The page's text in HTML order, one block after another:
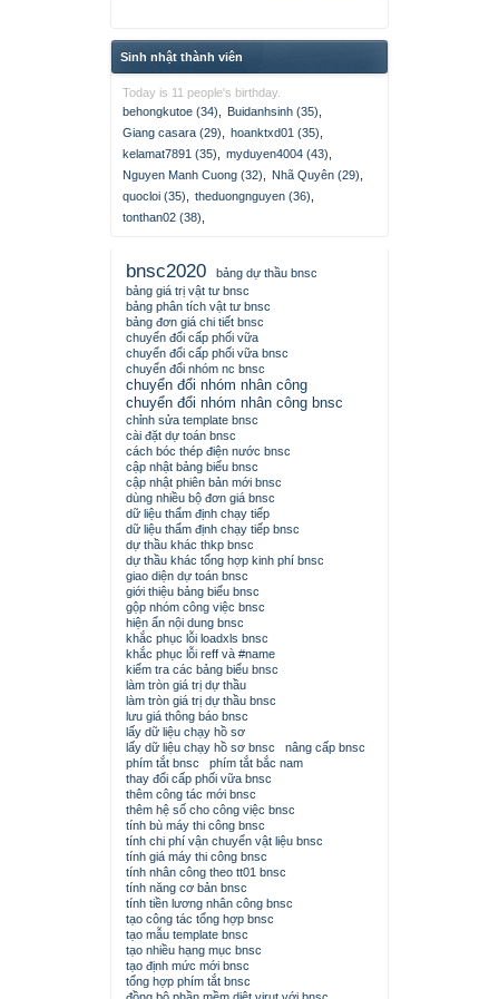
Sinh nhật thành viên
Today is 11 people's birthday.
behongkutoe (34)
Buidanhsinh (35)
Giang casara (29)
hoanktxd01 (35)
kelamat7891 (35)
myduyen4004 (43)
Nguyen Manh Cuong (32)
Nhã Quyên (29)
quocloi (35)
theduongnguyen (36)
tonthan02 (38)
bnsc2020
bảng dự thầu bnsc
bảng giá trị vật tư bnsc
bảng phân tích vật tư bnsc
bảng đơn giá chi tiết bnsc
chuyển đổi cấp phối vữa
chuyển đổi cấp phối vữa bnsc
chuyển đổi nhóm nc bnsc
chuyển đổi nhóm nhân công
chuyển đổi nhóm nhân công bnsc
chỉnh sửa template bnsc
cài đặt dự toán bnsc
cách bóc thép điện nước bnsc
cập nhật bảng biểu bnsc
cập nhật phiên bản mới bnsc
dùng nhiều bộ đơn giá bnsc
dữ liệu thẩm định chạy tiếp
dữ liệu thẩm định chạy tiếp bnsc
dự thầu khác thkp bnsc
dự thầu khác tổng hợp kinh phí bnsc
giao diện dự toán bnsc
giới thiệu bảng biểu bnsc
gộp nhóm công việc bnsc
hiện ẩn nội dung bnsc
khắc phục lỗi loadxls bnsc
khắc phục lỗi reff và #name
kiểm tra các bảng biểu bnsc
làm tròn giá trị dự thầu
làm tròn giá trị dự thầu bnsc
lưu giá thông báo bnsc
lấy dữ liệu chạy hồ sơ
lấy dữ liệu chạy hồ sơ bnsc
nâng cấp bnsc
phím tắt bnsc
phím tắt bắc nam
thay đổi cấp phối vữa bnsc
thêm công tác mới bnsc
thêm hệ số cho công việc bnsc
tính bù máy thi công bnsc
tính chi phí vận chuyển vật liệu bnsc
tính giá máy thi công bnsc
tính nhân công theo tt01 bnsc
tính năng cơ bản bnsc
tính tiền lương nhân công bnsc
tạo công tác tổng hợp bnsc
tạo mẫu template bnsc
tạo nhiều hạng mục bnsc
tạo định mức mới bnsc
tổng hợp phím tắt bnsc